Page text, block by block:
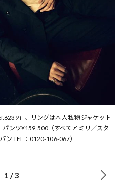
」、リングは本人私物 ジャケット
ンツ¥159,500（すべてアミリ／スタ
ン TEL：0120-106-067）
1 /3